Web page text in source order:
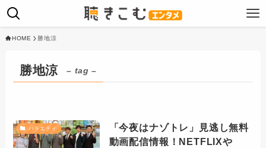
HOME 勝地涼
勝地涼 – tag –
バラエティ
「今夜はナゾトレ」見逃し無料
動画配信情報！NETFLIXや